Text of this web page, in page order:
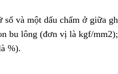
và một dấu chấm ở giữa
bu lông (đơn vị là kgf/
%).